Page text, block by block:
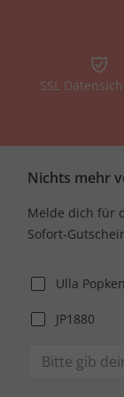
SSL
Nichts mehr
Melde dich für
Sofort-
Ulla Popken
JP1880